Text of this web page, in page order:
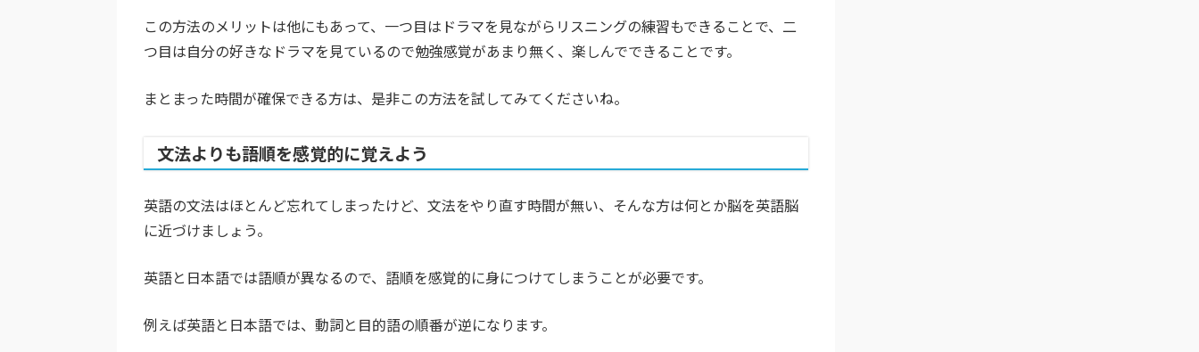
この方法のメリットは他にもあって、一つ目はドラマを見ながらリスニングの練習もできることで、二
つ目は自分の好きなドラマを見ているので勉強感覚があまり無く、楽しんでできることです。
まとまった時間が確保できる方は、是非この方法を試してみてくださいね。
文法よりも語順を感覚的に覚えよう
英語の文法はほとんど忘れてしまったけど、文法をやり直す時間が無い、そんな方は何とか脳を英語脳
に近づけましょう。
英語と日本語では語順が異なるので、語順を感覚的に身につけてしまうことが必要です。
例えば英語と日本語では、動詞と目的語の順番が逆になります。